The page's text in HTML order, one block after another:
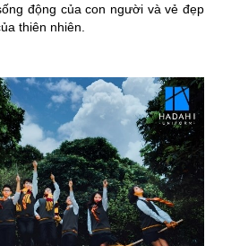
động của con người và vẻ đẹp
thiên nhiên.